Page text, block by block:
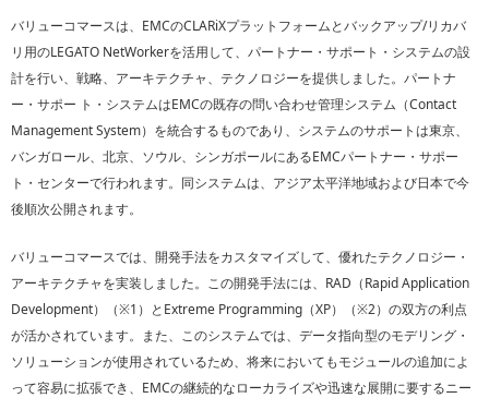
バリューコマースは、EMCのCLARiXプラットフォームとバックアップ/リカバ
リ用のLEGATO NetWorkerを活用して、パートナー・サポート・システムの設
計を行い、戦略、アーキテクチャ、テクノロジーを提供しました。パートナ
ー・サポー ト・システムはEMCの既存の問い合わせ管理システム（Contact
Management System）を統合するものであり、システムのサポートは東京、
バンガロール、北京、ソウル、シンガポールにあるEMCパートナー・サポー
ト・センターで行われます。同システムは、アジア太平洋地域および日本で今
後順次公開されます。
バリューコマースでは、開発手法をカスタマイズして、優れたテクノロジー・
アーキテクチャを実装しました。この開発手法には、RAD（Rapid Application
Development）（※1）とExtreme Programming（XP）（※2）の双方の利点
が活かされています。また、このシステムでは、データ指向型のモデリング・
ソリューションが使用されているため、将来においてもモジュールの追加によ
って容易に拡張でき、EMCの継続的なローカライズや迅速な展開に要するニー